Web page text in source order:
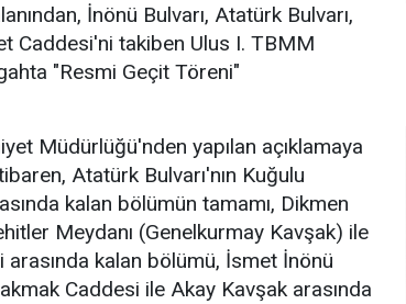
İnönü Bulvarı, Atatürk Bulvarı,
Caddesi'ni takiben Ulus I. TBMM
"Resmi Geçit Töreni"
Müdürlüğü'nden yapılan açıklamaya
Atatürk Bulvarı'nın Kuğulu
kalan bölümün tamamı, Dikmen
Meydanı (Genelkurmay Kavşak) ile
arasında kalan bölümü, İsmet İnönü
Caddesi ile Akay Kavşak arasında